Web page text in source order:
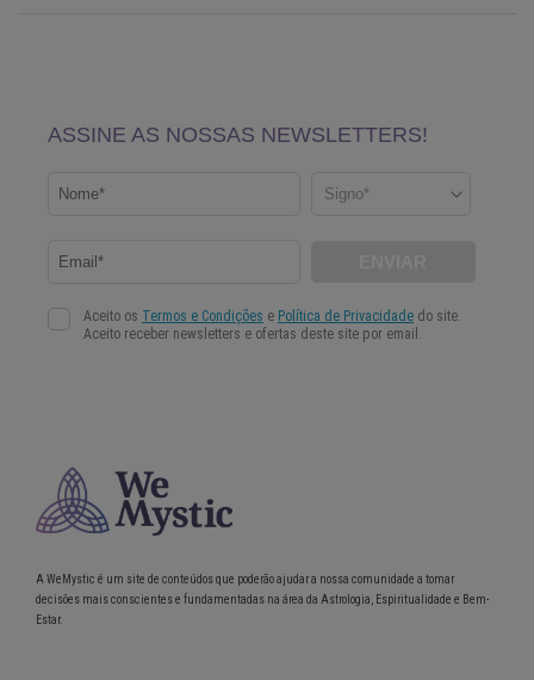
A WeMystic é um site de conteúdos que poderão ajudar a nossa comunidade a tomar
decisões mais conscientes e fundamentadas na área da Astrologia, Espiritualidade e Bem-
Estar.